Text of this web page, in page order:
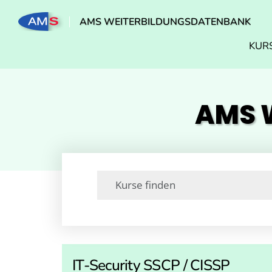
AMS WEITERBILDUNGSDATENBANK
AMS
IT-Security SSCP / CISSP